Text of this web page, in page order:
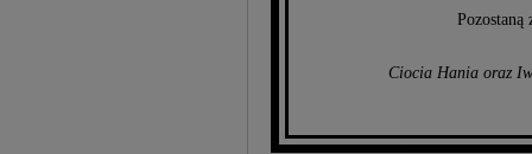
Pozostaną
Ciocia Hania oraz
treści, badnie